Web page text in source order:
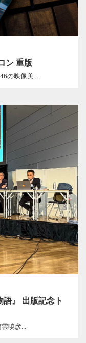
ン 重版
の映像美...
』 出版記念ト
暁彦...